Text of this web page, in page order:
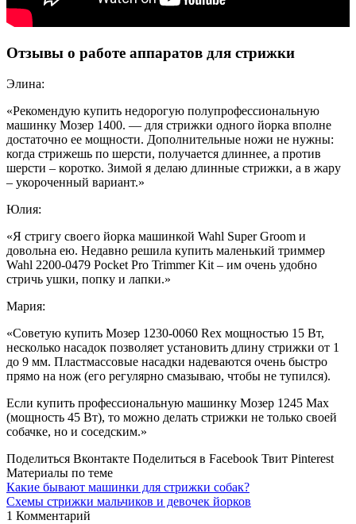
Отзывы о работе аппаратов для стрижки
Элина:
«Рекомендую купить недорогую полупрофессиональную
машинку Мозер 1400. — для стрижки одного йорка вполне
достаточно ее мощности. Дополнительные ножи не нужны:
когда стрижешь по шерсти, получается длиннее, а против
шерсти – коротко. Зимой я делаю длинные стрижки, а в жару
– укороченный вариант.»
Юлия:
«Я стригу своего йорка машинкой Wahl Super Groom и
довольна ею. Недавно решила купить маленький триммер
Wahl 2200-0479 Pocket Pro Trimmer Kit – им очень удобно
стричь ушки, попку и лапки.»
Мария:
«Советую купить Мозер 1230-0060 Rex мощностью 15 Вт,
несколько насадок позволяет установить длину стрижки от 1
до 9 мм. Пластмассовые насадки надеваются очень быстро
прямо на нож (его регулярно смазываю, чтобы не тупился).
Если купить профессиональную машинку Мозер 1245 Max
(мощность 45 Вт), то можно делать стрижки не только своей
собачке, но и соседским.»
Поделиться Вконтакте Поделиться в Facebook Твит Pinterest
Материалы по теме
Какие бывают машинки для стрижки собак?
Схемы стрижки мальчиков и девочек йорков
1 Комментарий